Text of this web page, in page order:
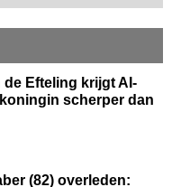
Efteling krijgt AI-
scherper dan
(82) overleden: